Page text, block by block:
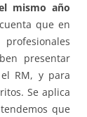
mismo año
que en
presentar
RM, y para
Se aplica
que